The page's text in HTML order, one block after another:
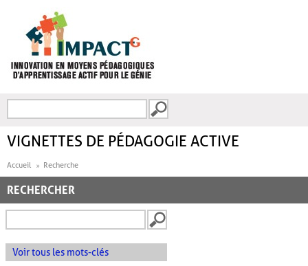
FORMULAIRE DE
VIGNETTES DE PÉDAGOGIE ACTIVE
Accueil Recherche
RECHERCHER
Voir tous les mots-clés